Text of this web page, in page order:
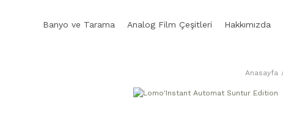
Banyo ve Tarama Analog Film Çeşitleri Hakkımızda
Anasayfa